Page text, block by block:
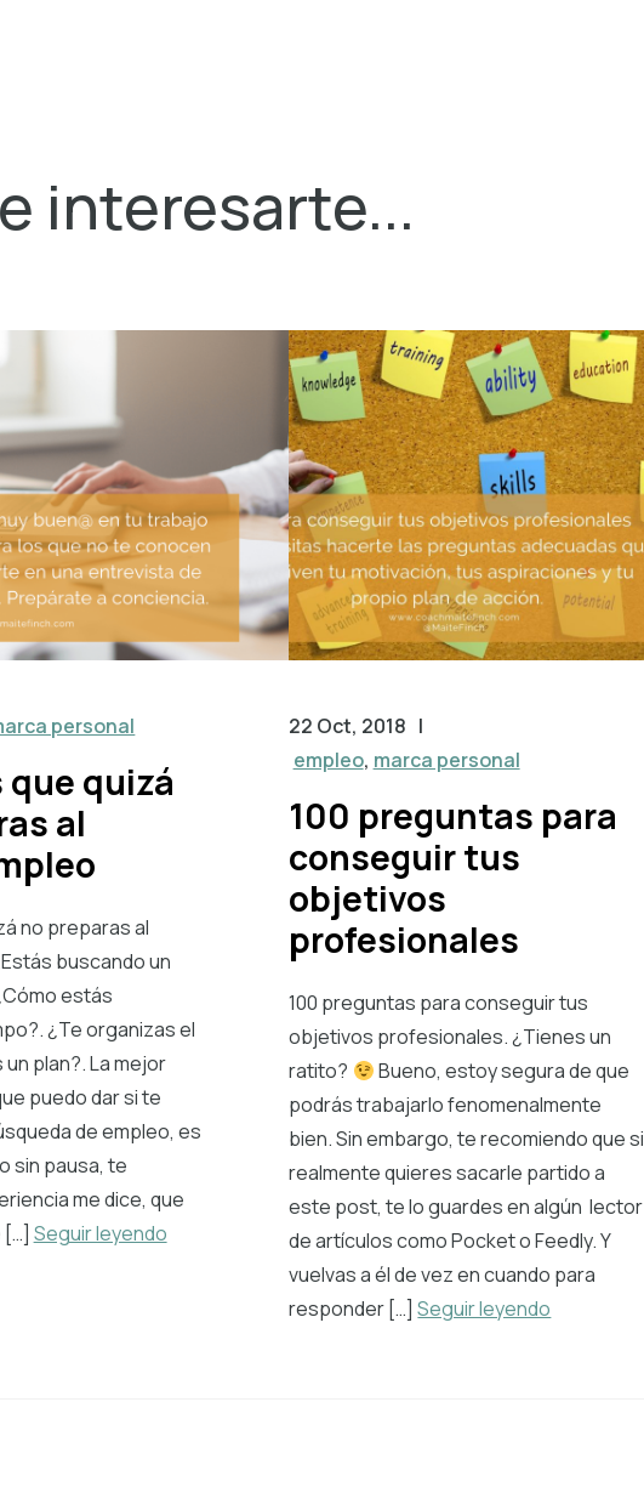
interesarte...
personal
que quizá
al
no preparas al
buscando un
estás
¿Te organizas el
plan?. La mejor
puedo dar si te
de empleo, es
sin pausa, te
me dice, que
Seguir leyendo
22 Oct, 2018 |
empleo, marca personal
100 preguntas para
conseguir tus
objetivos
profesionales
100 preguntas para conseguir tus
objetivos profesionales. ¿Tienes un
ratito?
Bueno, estoy segura de que
podrás trabajarlo fenomenalmente
bien. Sin embargo, te recomiendo que si
realmente quieres sacarle partido a
este post, te lo guardes en algún lector
de artículos como Pocket o Feedly. Y
vuelvas a él de vez en cuando para
responder […]Seguir leyendo